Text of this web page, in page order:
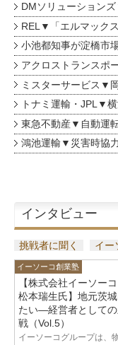
DMソリューション
REL▼「エルマック
小池都知事が淀橋市
アクロストランスポ
ミスターサービス▼
トナミ運輸・JPL▼
東急不動産▼自動運
鴻池運輸▼災害時協
インタビュー
挑戦者に聞く イー
イーソーコ創業塾
【株式会社イーソー
松本瑞生氏】地元茨
たい—経営者として
戦（Vol.5）
イーソーコグループは、